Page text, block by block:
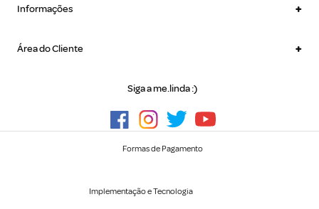
Informações +
Área do Cliente +
Siga a me.linda :)
Formas de Pagamento
Implementação e Tecnologia